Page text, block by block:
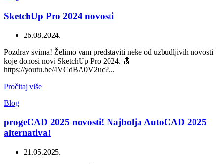
SketchUp Pro 2024 novosti
26.08.2024.
Pozdrav svima! Želimo vam predstaviti neke od uzbudljivih novosti
koje donosi novi SketchUp Pro 2024. 🔝
https://youtu.be/4VCdBA0V2uc?...
Pročitaj više
Blog
progeCAD 2025 novosti! Najbolja AutoCAD 2025
alternativa!
21.05.2025.